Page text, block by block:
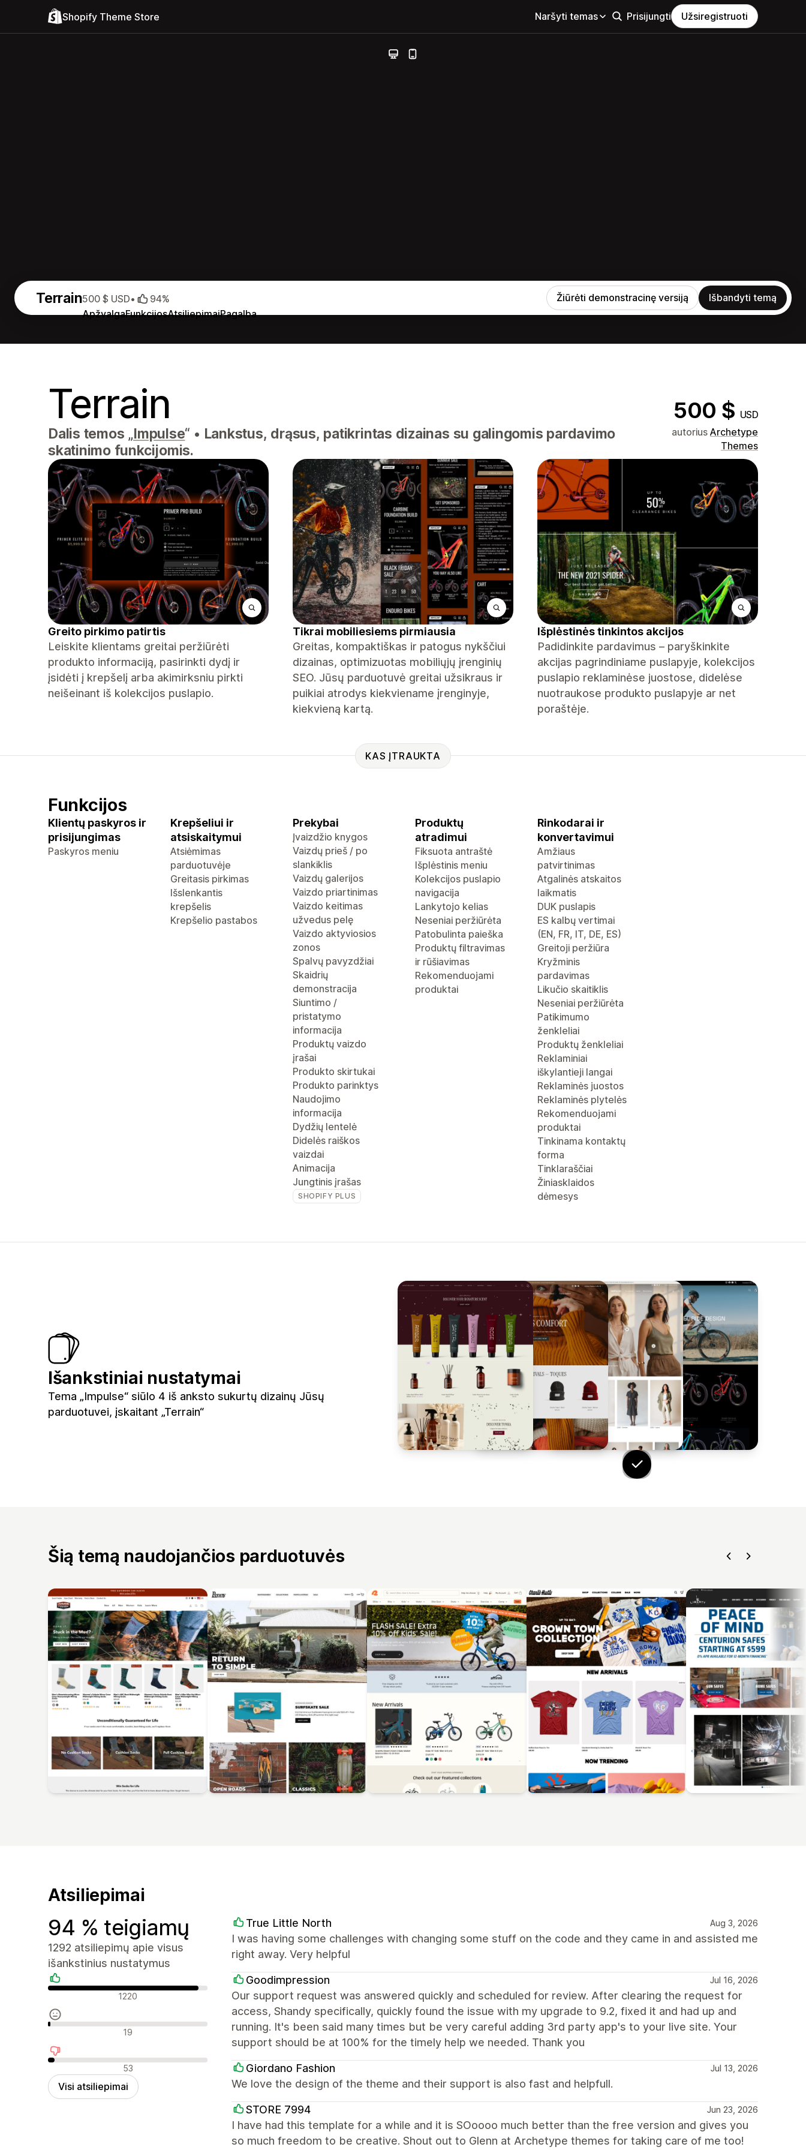
Shopify Theme Store Naršyti temas Prisijungti Užsiregistruoti
Terrain
ApžvalgaFunkcijosAtsiliepimaiPagalba
500 $ USD• 94% Žiūrėti demonstracinę versiją Išbandyti temą
Terrain 500 $ USD
Dalis temos „Impulse“ • Lankstus, drąsus, patikrintas dizainas su galingomis pardavimo
skatinimo funkcijomis.
autorius Archetype
Themes
Greito pirkimo patirtis
Leiskite klientams greitai peržiūrėti
produkto informaciją, pasirinkti dydį ir
įsidėti į krepšelį arba akimirksniu pirkti
neišeinant iš kolekcijos puslapio.
Tikrai mobiliesiems pirmiausia
Greitas, kompaktiškas ir patogus nykščiui
dizainas, optimizuotas mobiliųjų įrenginių
SEO. Jūsų parduotuvė greitai užsikraus ir
puikiai atrodys kiekviename įrenginyje,
kiekvieną kartą.
Išplėstinės tinkintos akcijos
Padidinkite pardavimus – paryškinkite
akcijas pagrindiniame puslapyje, kolekcijos
puslapio reklaminėse juostose, didelėse
nuotraukose produkto puslapyje ar net
poraštėje.
KAS ĮTRAUKTA
Funkcijos
Klientų paskyros ir
prisijungimas
Paskyros meniu
Krepšeliui ir
atsiskaitymui
Atsiėmimas
parduotuvėje
Greitasis pirkimas
Išslenkantis
krepšelis
Krepšelio pastabos
Prekybai
Įvaizdžio knygos
Vaizdų prieš / po
slankiklis
Vaizdų galerijos
Vaizdo priartinimas
Vaizdo keitimas
užvedus pelę
Vaizdo aktyviosios
zonos
Spalvų pavyzdžiai
Skaidrių
demonstracija
Siuntimo /
pristatymo
informacija
Produktų vaizdo
įrašai
Produkto skirtukai
Produkto parinktys
Naudojimo
informacija
Dydžių lentelė
Didelės raiškos
vaizdai
Animacija
Jungtinis įrašas
SHOPIFY PLUS
Produktų
atradimui
Fiksuota antraštė
Išplėstinis meniu
Kolekcijos puslapio
navigacija
Lankytojo kelias
Neseniai peržiūrėta
Patobulinta paieška
Produktų filtravimas
ir rūšiavimas
Rekomenduojami
produktai
Rinkodarai ir
konvertavimui
Amžiaus
patvirtinimas
Atgalinės atskaitos
laikmatis
DUK puslapis
ES kalbų vertimai
(EN, FR, IT, DE, ES)
Greitoji peržiūra
Kryžminis
pardavimas
Likučio skaitiklis
Neseniai peržiūrėta
Patikimumo
ženkleliai
Produktų ženkleliai
Reklaminiai
iškylantieji langai
Reklaminės juostos
Reklaminės plytelės
Rekomenduojami
produktai
Tinkinama kontaktų
forma
Tinklaraščiai
Žiniasklaidos
dėmesys
Išankstiniai nustatymai
Tema „Impulse“ siūlo 4 iš anksto sukurtų dizainų Jūsų
parduotuvei, įskaitant „Terrain“
Šią temą naudojančios parduotuvės
Atsiliepimai
94 % teigiamų
1292 atsiliepimų apie visus
išankstinius nustatymus
Teigiami atsiliepimai
1220
Neutralūs atsiliepimai
19
Neigiami atsiliepimai
53
Visi atsiliepimai
True Little North Aug 3, 2026
I was having some challenges with changing some stuff on the code and they came in and assisted me
right away. Very helpful
Goodimpression Jul 16, 2026
Our support request was answered quickly and scheduled for review. After clearing the request for
access, Shandy specifically, quickly found the issue with my upgrade to 9.2, fixed it and had up and
running. It's been said many times but be very careful adding 3rd party app's to your live site. Your
support should be at 100% for the timely help we needed. Thank you
Giordano Fashion Jul 13, 2026
We love the design of the theme and their support is also fast and helpfull.
STORE 7994 Jun 23, 2026
I have had this template for a while and it is SOoooo much better than the free version and gives you
so much freedom to be creative. Shout out to Glenn at Archetype themes for taking care of me too!